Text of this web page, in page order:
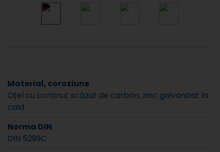
Material, coroziune
Oțel cu conținut scăzut de carbon, zinc galvanizat la
cald
Norma DIN
DIN 5299C